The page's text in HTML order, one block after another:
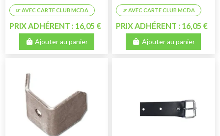
PRIX ADHÉRENT : 16,05 €
Ajouter au panier
PRIX ADHÉRENT : 16,05 €
Ajouter au panier